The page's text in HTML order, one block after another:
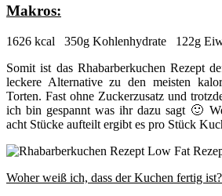
Makros:
1626 kcal 350g Kohlenhydrate 122g
Somit ist das Rhabarberkuchen Rezept
leckere Alternative zu den meisten
Torten. Fast ohne Zuckerzusatz und
ich bin gespannt was ihr dazu sagt 🙂
acht Stücke aufteilt ergibt es pro Stück
Woher weiß ich, dass der Kuchen fertig